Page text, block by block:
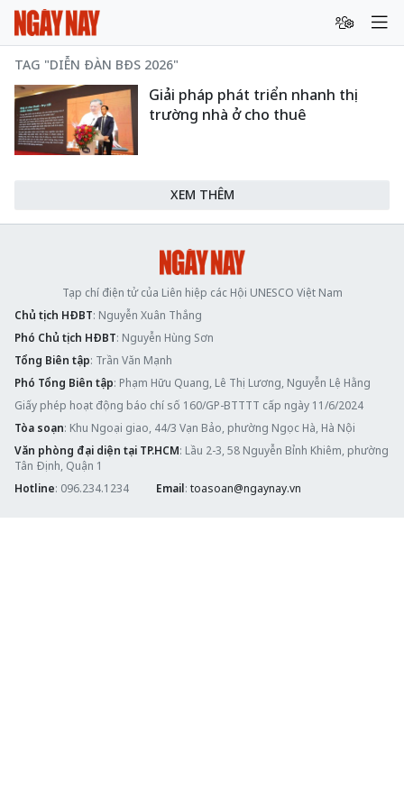
TAG "DIỄN ĐÀN BĐS 2026"
Giải pháp phát triển nhanh thị
trường nhà ở cho thuê
XEM THÊM
Tạp chí điện tử của Liên hiệp các Hội UNESCO Việt Nam
Chủ tịch HĐBT: Nguyễn Xuân Thắng
Phó Chủ tịch HĐBT: Nguyễn Hùng Sơn
Tổng Biên tập: Trần Văn Mạnh
Phó Tổng Biên tập: Phạm Hữu Quang, Lê Thị Lương, Nguyễn Lệ Hằng
Giấy phép hoạt động báo chí số 160/GP-BTTTT cấp ngày 11/6/2024
Tòa soạn: Khu Ngoại giao, 44/3 Vạn Bảo, phường Ngọc Hà, Hà Nội
Văn phòng đại diện tại TP.HCM: Lầu 2-3, 58 Nguyễn Bỉnh Khiêm, phường
Tân Định, Quận 1
Hotline: 096.234.1234 Email: toasoan@ngaynay.vn